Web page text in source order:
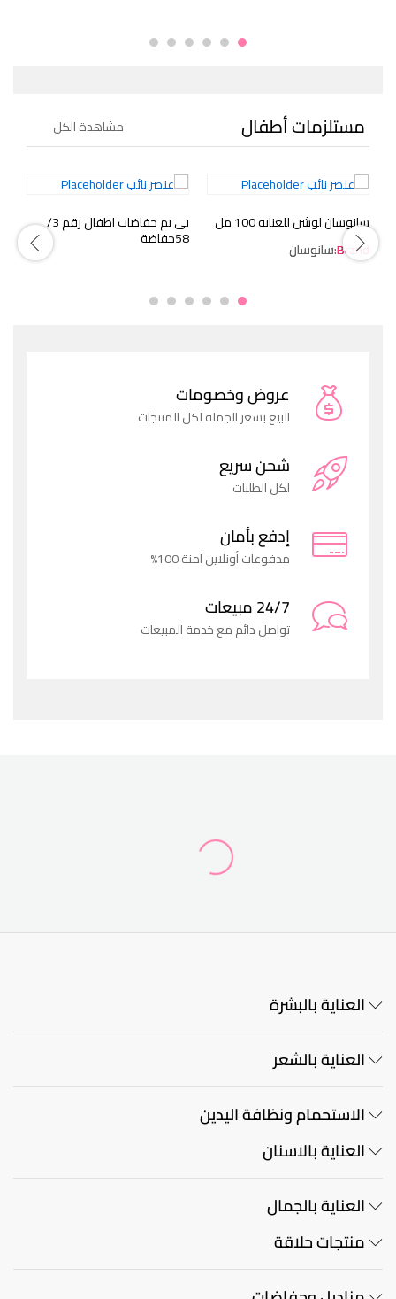
مستلزمات أطفال مشاهدة الكل
بى بم حفاضات اطفال رقم 3/
58حفاضة
سانوسان لوشن للعنايه 100 مل
Brand:سانوسان
عروض وخصومات
البيع بسعر الجملة لكل المنتجات
شحن سريع
لكل الطلبات
إدفع بأمان
مدفوعات أونلاين آمنة 100%
24/7 مبيعات
تواصل دائم مع خدمة المبيعات
العناية بالبشرة
العناية بالشعر
الاستحمام ونظافة اليدين
العناية بالاسنان
العناية بالجمال
منتجات حلاقة